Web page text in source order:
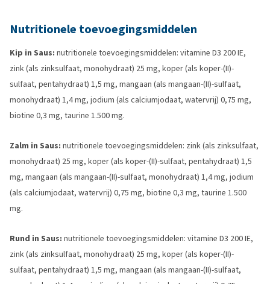
Nutritionele toevoegingsmiddelen
Kip in Saus: nutritionele toevoegingsmiddelen: vitamine D3 200 IE,
zink (als zinksulfaat, monohydraat) 25 mg, koper (als koper-(II)-
sulfaat, pentahydraat) 1,5 mg, mangaan (als mangaan-(II)-sulfaat,
monohydraat) 1,4 mg, jodium (als calciumjodaat, watervrij) 0,75 mg,
biotine 0,3 mg, taurine 1.500 mg.
Zalm in Saus: nutritionele toevoegingsmiddelen: zink (als zinksulfaat,
monohydraat) 25 mg, koper (als koper-(II)-sulfaat, pentahydraat) 1,5
mg, mangaan (als mangaan-(II)-sulfaat, monohydraat) 1,4 mg, jodium
(als calciumjodaat, watervrij) 0,75 mg, biotine 0,3 mg, taurine 1.500
mg.
Rund in Saus: nutritionele toevoegingsmiddelen: vitamine D3 200 IE,
zink (als zinksulfaat, monohydraat) 25 mg, koper (als koper-(II)-
sulfaat, pentahydraat) 1,5 mg, mangaan (als mangaan-(II)-sulfaat,